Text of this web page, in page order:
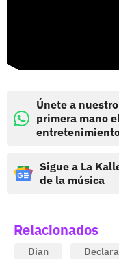
Únete a
primera mano
Sigue a La
de la música
Relacionados
Dian